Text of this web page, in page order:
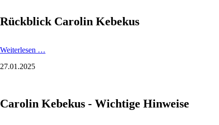
Rückblick Carolin Kebekus
Weiterlesen …
27.01.2025
Carolin Kebekus - Wichtige Hinweise